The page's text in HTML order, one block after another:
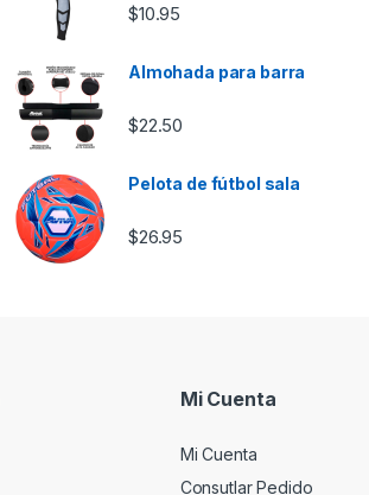
$10.95
Almohada para barra
$22.50
Pelota de fútbol sala
$26.95
Mi Cuenta
Mi Cuenta
Consutlar Pedido